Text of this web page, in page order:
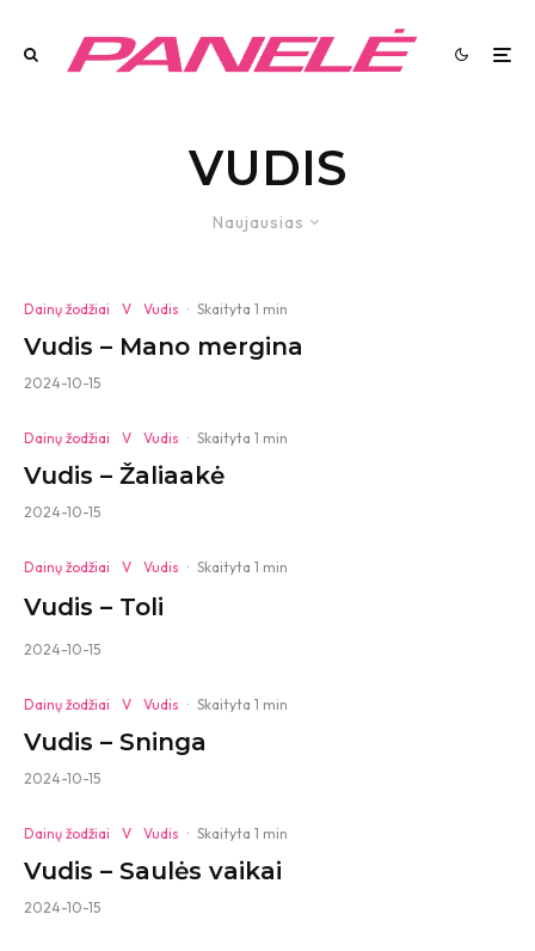
VUDIS
Naujausias
Dainų žodžiai V Vudis · Skaityta 1 min
Vudis – Mano mergina
2024-10-15
Dainų žodžiai V Vudis · Skaityta 1 min
Vudis – Žaliaakė
2024-10-15
Dainų žodžiai V Vudis · Skaityta 1 min
Vudis – Toli
2024-10-15
Dainų žodžiai V Vudis · Skaityta 1 min
Vudis – Sninga
2024-10-15
Dainų žodžiai V Vudis · Skaityta 1 min
Vudis – Saulės vaikai
2024-10-15